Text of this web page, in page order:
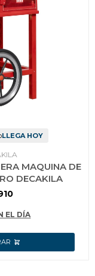
LLEGA HOY
MAQUINA DE
DECAKILA
EL DÍA